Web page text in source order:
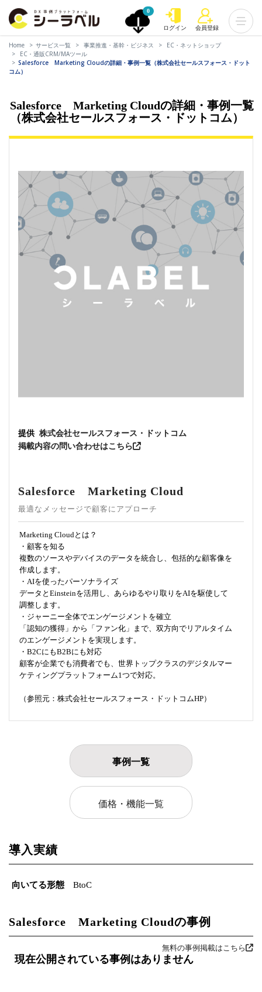
0
ログイン 会員登録
Home サービス一覧 事業推進・基幹・ビジネス
EC・ネットショップ
EC・通販CRM/MAツール
Salesforce Marketing Cloudの詳細・事例一覧（株式会社セールスフォース・ドット
コム）
Salesforce Marketing Cloudの詳細・事例一覧
（株式会社セールスフォース・ドットコム）
提供 株式会社セールスフォース・ドットコム
掲載内容の問い合わせはこちら
Salesforce Marketing Cloud
最適なメッセージで顧客にアプローチ
Marketing Cloudとは？
・顧客を知る
複数のソースやデバイスのデータを統合し、包括的な顧客像を
作成します。
・AIを使ったパーソナライズ
データとEinsteinを活用し、あらゆるやり取りをAIを駆使して
調整します。
・ジャーニー全体でエンゲージメントを確立
「認知の獲得」から「ファン化」まで、双方向でリアルタイム
のエンゲージメントを実現します。
・B2CにもB2Bにも対応
顧客が企業でも消費者でも、世界トップクラスのデジタルマー
ケティングプラットフォーム1つで対応。
（参照元：株式会社セールスフォース・ドットコムHP）
事例一覧
価格・機能一覧
導入実績
向いてる形態 BtoC
Salesforce Marketing Cloudの事例
無料の事例掲載はこちら
現在公開されている事例はありません